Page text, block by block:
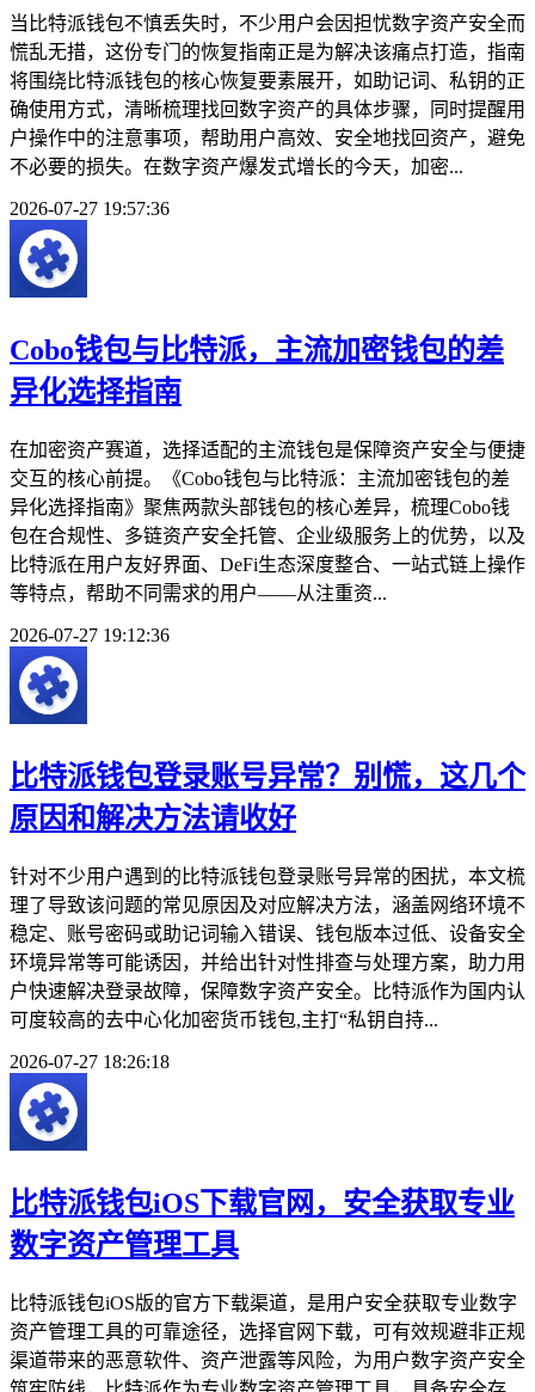
当比特派钱包不慎丢失时，不少用户会因担忧数字资产安全而
慌乱无措，这份专门的恢复指南正是为解决该痛点打造，指南
将围绕比特派钱包的核心恢复要素展开，如助记词、私钥的正
确使用方式，清晰梳理找回数字资产的具体步骤，同时提醒用
户操作中的注意事项，帮助用户高效、安全地找回资产，避免
不必要的损失。在数字资产爆发式增长的今天，加密...
2026-07-27 19:57:36
Cobo钱包与比特派，主流加密钱包的差
异化选择指南
在加密资产赛道，选择适配的主流钱包是保障资产安全与便捷
交互的核心前提。《Cobo钱包与比特派：主流加密钱包的差
异化选择指南》聚焦两款头部钱包的核心差异，梳理Cobo钱
包在合规性、多链资产安全托管、企业级服务上的优势，以及
比特派在用户友好界面、DeFi生态深度整合、一站式链上操作
等特点，帮助不同需求的用户——从注重资...
2026-07-27 19:12:36
比特派钱包登录账号异常？别慌，这几个
原因和解决方法请收好
针对不少用户遇到的比特派钱包登录账号异常的困扰，本文梳
理了导致该问题的常见原因及对应解决方法，涵盖网络环境不
稳定、账号密码或助记词输入错误、钱包版本过低、设备安全
环境异常等可能诱因，并给出针对性排查与处理方案，助力用
户快速解决登录故障，保障数字资产安全。比特派作为国内认
可度较高的去中心化加密货币钱包,主打“私钥自持...
2026-07-27 18:26:18
比特派钱包iOS下载官网，安全获取专业
数字资产管理工具
比特派钱包iOS版的官方下载渠道，是用户安全获取专业数字
资产管理工具的可靠途径，选择官网下载，可有效规避非正规
渠道带来的恶意软件、资产泄露等风险，为用户数字资产安全